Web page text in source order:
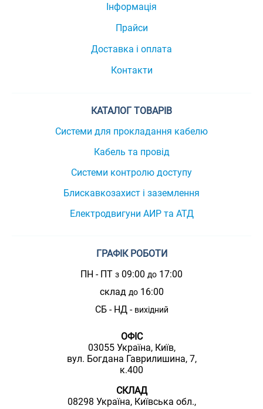
Інформація
Прайси
Доставка і оплата
Контакти
КАТАЛОГ ТОВАРІВ
Системи для прокладання кабелю
Кабель та провід
Системи контролю доступу
Блискавкозахист і заземлення
Електродвигуни АИР та АТД
ГРАФІК РОБОТИ
ПН - ПТ з 09:00 до 17:00
склад до16:00
СБ - НД - вихідний
ОФІС
03055 Україна, Київ,
вул. Богдана Гаврилишина, 7,
к.400
СКЛАД
08298 Україна, Київська обл.,